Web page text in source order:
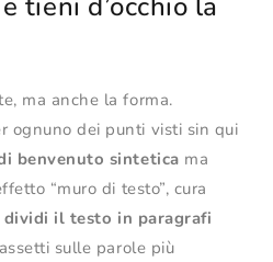
ma anche la forma.
ognuno dei punti visti sin qui
benvenuto sintetica ma
“muro di testo”, cura
dividi il testo in paragrafi
sulle parole più